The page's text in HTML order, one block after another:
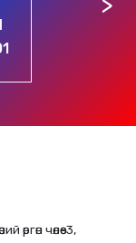
чөлөө-3,